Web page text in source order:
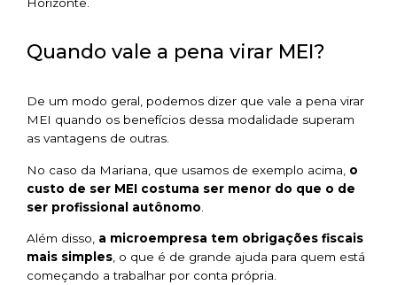
Horizonte.
Quando vale a pena virar MEI?
De um modo geral, podemos dizer que vale a pena virar
MEI quando os benefícios dessa modalidade superam
as vantagens de outras.
No caso da Mariana, que usamos de exemplo acima, o
custo de ser MEI costuma ser menor do que o de
ser profissional autônomo
Além disso, a microempresa tem obrigações fiscais
mais simples, o que é de grande ajuda para quem está
começando a trabalhar por conta própria.